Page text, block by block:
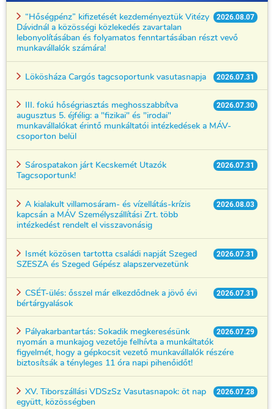
2026.08.07
“Hőségpénz” kifizetését kezdeményeztük Vitézy
Dávidnál a közösségi közlekedés zavartalan
lebonyolításában és folyamatos fenntartásában részt vevő
munkavállalók számára!
2026.07.31
Lökösháza Cargós tagcsoportunk vasutasnapja
2026.07.30
III. fokú hőségriasztás meghosszabbítva
augusztus 5. éjfélig: a "fizikai" és "irodai"
munkavállalókat érintő munkáltatói intézkedések a MÁV-
csoporton belül
2026.07.31
Sárospatakon járt Kecskemét Utazók
Tagcsoportunk!
2026.08.03
A kialakult villamosáram- és vízellátás-krízis
kapcsán a MÁV Személyszállítási Zrt. több
intézkedést rendelt el visszavonásig
2026.07.31
Ismét közösen tartotta családi napját Szeged
SZESZA és Szeged Gépész alapszervezetünk
2026.07.31
CSÉT-ülés: ősszel már elkezdődnek a jövő évi
bértárgyalások
2026.07.29
Pályakarbantartás: Sokadik megkeresésünk
nyomán a munkajog vezetője felhívta a munkáltatók
figyelmét, hogy a gépkocsit vezető munkavállalók részére
biztosítsák a tényleges 11 óra napi pihenőidőt!
2026.07.28
XV. Tiborszállási VDSzSz Vasutasnapok: öt nap
együtt, közösségben